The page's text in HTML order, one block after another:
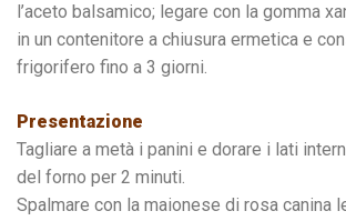
l’aceto balsamico; legare con la gomma
in un contenitore a chiusura ermetica e
frigorifero fino a 3 giorni.
Presentazione
Tagliare a metà i panini e dorare i lati
del forno per 2 minuti.
Spalmare con la maionese di rosa canina